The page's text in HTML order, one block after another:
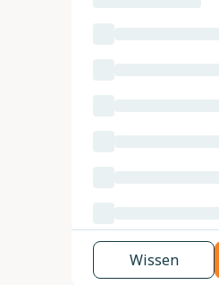
Wissen